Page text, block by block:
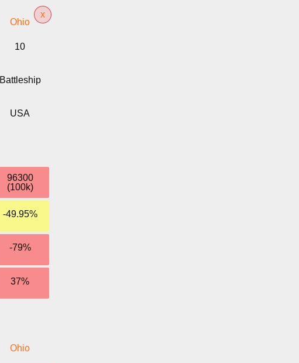
Ohio
x
10
Battleship
USA
96300
(100k)
-49.95%
-79%
37%
Ohio